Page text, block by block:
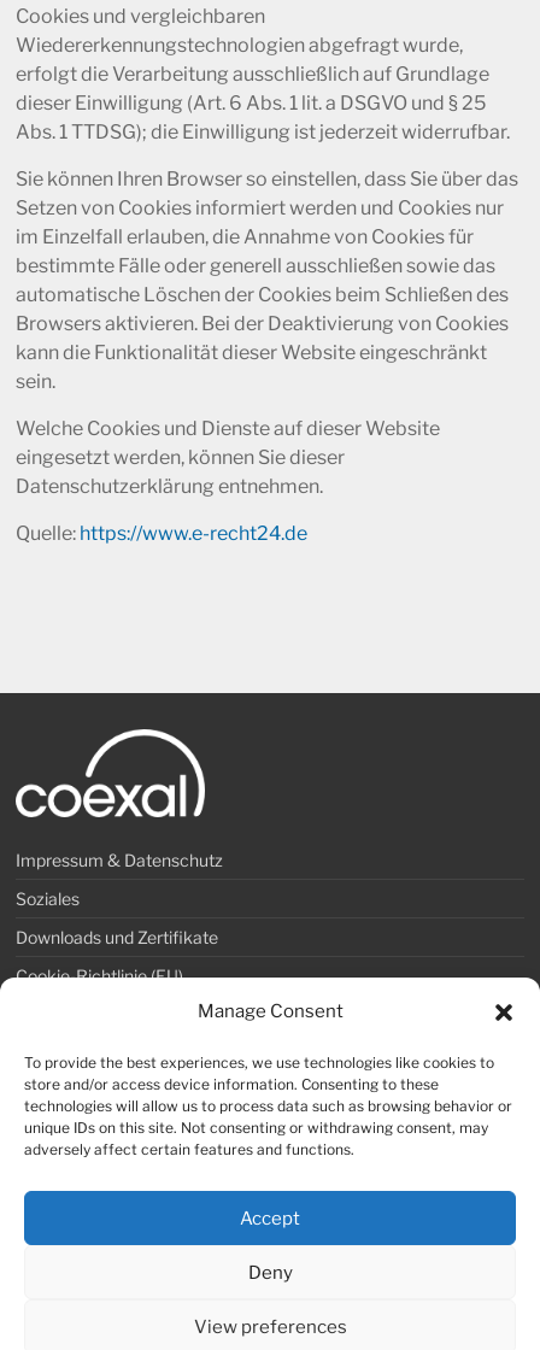
Manage Consent
To provide the best experiences, we use technologies like cookies to
store and/or access device information. Consenting to these
technologies will allow us to process data such as browsing behavior or
unique IDs on this site. Not consenting or withdrawing consent, may
adversely affect certain features and functions.
Accept
Deny
View preferences
Cookies und vergleichbaren
Wiedererkennungstechnologien abgefragt wurde,
erfolgt die Verarbeitung ausschließlich auf Grundlage
dieser Einwilligung (Art. 6 Abs. 1 lit. a DSGVO und § 25
Abs. 1 TTDSG); die Einwilligung ist jederzeit widerrufbar.
Sie können Ihren Browser so einstellen, dass Sie über das
Setzen von Cookies informiert werden und Cookies nur
im Einzelfall erlauben, die Annahme von Cookies für
bestimmte Fälle oder generell ausschließen sowie das
automatische Löschen der Cookies beim Schließen des
Browsers aktivieren. Bei der Deaktivierung von Cookies
kann die Funktionalität dieser Website eingeschränkt
sein.
Welche Cookies und Dienste auf dieser Website
eingesetzt werden, können Sie dieser
Datenschutzerklärung entnehmen.
Quelle: https://www.e-recht24.de
Impressum & Datenschutz
Soziales
Downloads und Zertifikate
Cookie-Richtlinie (EU)
Telefon: +49 36253 315-0
Telefax: +49 36253 315-99